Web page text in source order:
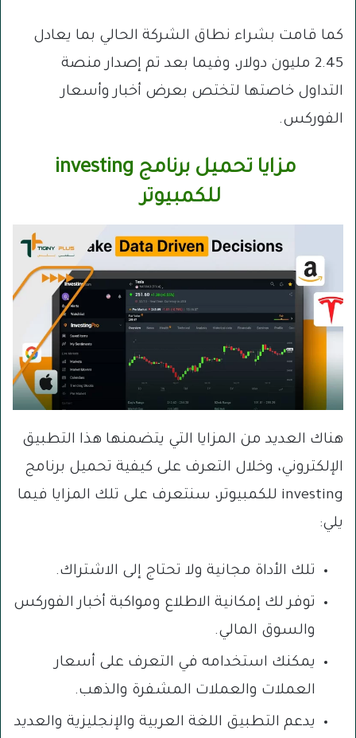
كما قامت بشراء نطاق الشركة الحالي بما يعادل
2.45 مليون دولار، وفيما بعد تم إصدار منصة
التداول خاصتها لتختص بعرض أخبار وأسعار
الفوركس.
مزايا تحميل برنامج investing
للكمبيوتر
هناك العديد من المزايا التي يتضمنها هذا التطبيق
الإلكتروني، وخلال التعرف على كيفية تحميل برنامج
investing للكمبيوتر، سنتعرف على تلك المزايا فيما
يلي:
تلك الأداة مجانية ولا تحتاج إلى الاشتراك.
توفر لك إمكانية الاطلاع ومواكبة أخبار الفوركس
والسوق المالي.
يمكنك استخدامه في التعرف على أسعار
العملات والعملات المشفرة والذهب.
يدعم التطبيق اللغة العربية والإنجليزية والعديد